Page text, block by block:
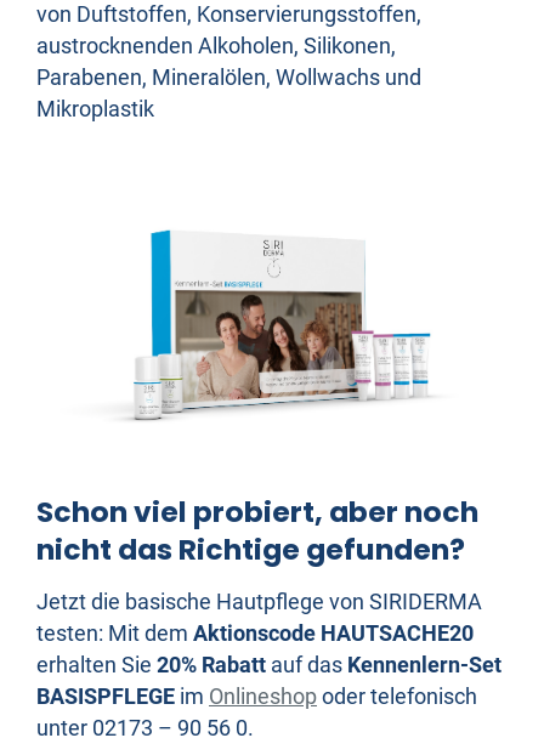
von Duftstoffen, Konservierungsstoffen,
austrocknenden Alkoholen, Silikonen,
Parabenen, Mineralölen, Wollwachs und
Mikroplastik
Schon viel probiert, aber noch
nicht das Richtige gefunden?
Jetzt die basische Hautpflege von SIRIDERMA
testen: Mit dem Aktionscode HAUTSACHE20
erhalten Sie 20% Rabatt auf das Kennenlern-Set
BASISPFLEGE im Onlineshop oder telefonisch
unter 02173 – 90 56 0.